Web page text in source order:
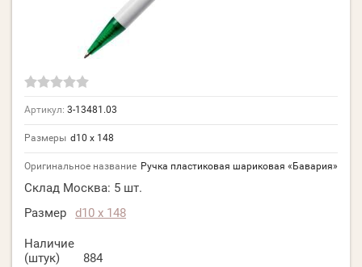
Артикул: 3-13481.03
Размеры d10 х 148
Оригинальное название Ручка пластиковая шариковая «Бавария»
Склад Москва: 5 шт.
Размер
d10 х 148
Наличие
(штук)
884